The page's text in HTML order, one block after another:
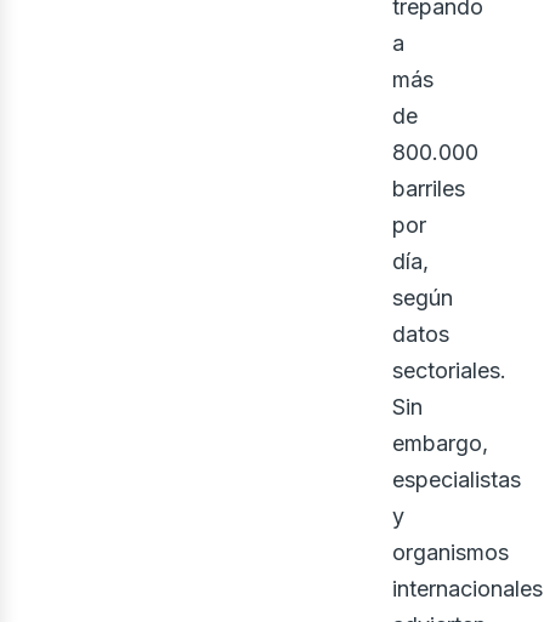
trepando
a
más
de
800.000
barriles
por
día,
según
datos
sectoriales.
Sin
embargo,
especialistas
y
organismos
internacionales